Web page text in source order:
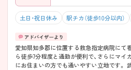
土日・祝日休み 駅チカ（徒歩10分以内）
愛知県知多郡に位置する救急指定病院にて看護師
ら徒歩7分程度と通勤が便利で、さらにマ
にお住まいの方でも通いやすい立地です。 武豊町では最新の医療機器が